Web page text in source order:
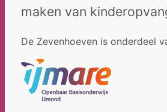
maken van
De Zevenhoeven is onderdeel